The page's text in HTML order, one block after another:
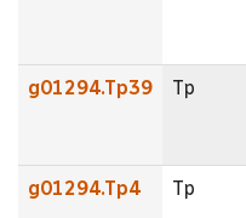
g01294.Tp39 Tp
g01294.Tp4 Tp